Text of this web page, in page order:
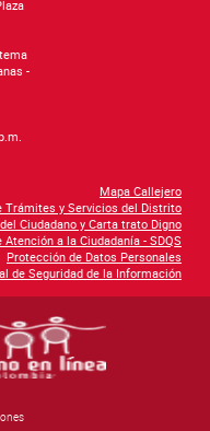
-
Mapa Callejero
Trámites y Servicios del Distrito
Ciudadano y Carta trato Digno
Atención a la Ciudadanía - SDQS
Protección de Datos Personales
de Seguridad de la Información